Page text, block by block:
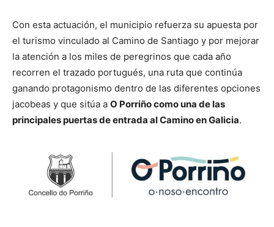
Con esta actuación, el municipio refuerza su apuesta por
el turismo vinculado al Camino de Santiago y por mejorar
la atención a los miles de peregrinos que cada año
recorren el trazado portugués, una ruta que continúa
ganando protagonismo dentro de las diferentes opciones
jacobeas y que sitúa a O Porriño como una de las
principales puertas de entrada al Camino en Galicia.